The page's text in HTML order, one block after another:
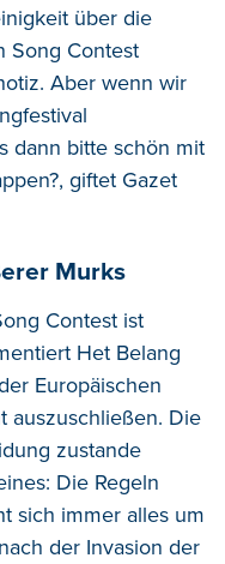
über die
Song Contest
Aber wenn wir
dann bitte schön mit
giftet Gazet
Murks
Contest ist
Het Belang
Europäischen
auszuschließen. Die
zustande
Die Regeln
sich immer alles um
der Invasion der